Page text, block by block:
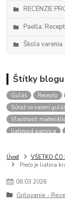
RECENZIE
Paella:
Škola varenia
Štítky blogu
Guláš Recepty
Súťaž vo varení
Vlastnosti
liatinová panvica
RADY
Úvod VŠETKO ČO
Prečo je liatina
08.03.2026
Grilovanie -